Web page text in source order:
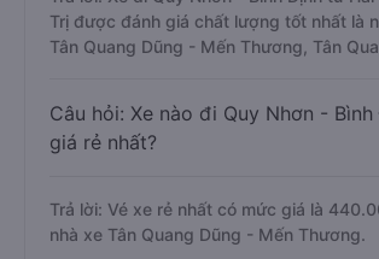
Trị được đánh giá chất lượng tốt nhất là
Tân Quang Dũng - Mến Thương, Tân
Câu hỏi: Xe nào đi Quy Nhơn -
giá rẻ nhất?
Trả lời: Vé xe rẻ nhất có mức giá là
nhà xe Tân Quang Dũng - Mến Thương.